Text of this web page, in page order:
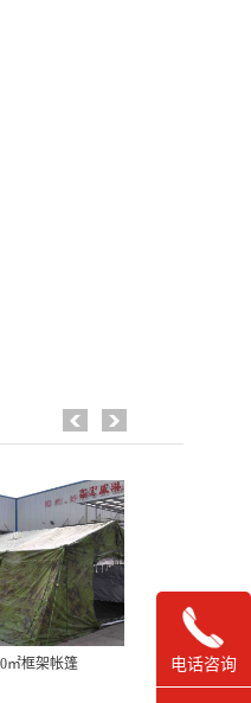
救灾专用36㎡单帐篷 电话咨询